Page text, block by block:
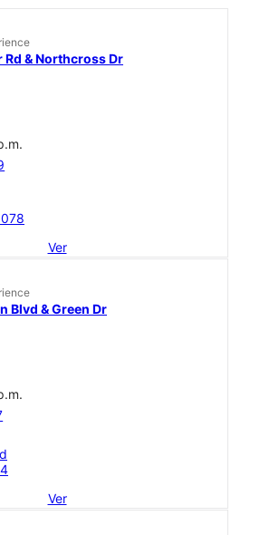
& Northcross Dr
Ver
Blvd & Green Dr
Ver